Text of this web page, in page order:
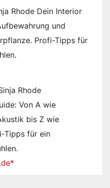
Rhode
Von A wie
bis Z wie
Tipps für ein